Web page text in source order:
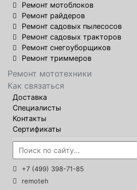
Ремонт мотоблоков
Ремонт райдеров
Ремонт садовых пылесосов
Ремонт садовых тракторов
Ремонт снегоуборщиков
Ремонт триммеров
Ремонт мототехники
Как связаться
Доставка
Специалисты
Контакты
Сертификаты
+7 (499) 398-71-85
remoteh